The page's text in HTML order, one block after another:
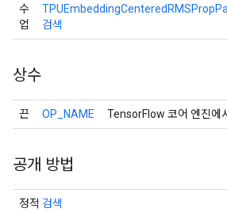
수
업
검색
상수
끈 OP_NAME TensorFlow 코어 엔진에
공개 방법
정적 검색